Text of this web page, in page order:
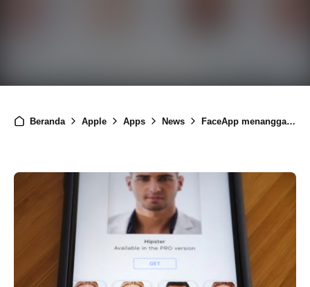
Beranda Apple Apps News FaceApp menanggapi masalah privasi